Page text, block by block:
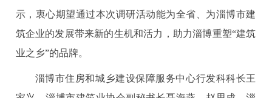
示，衷心期望通过本次调研活动能为全省、为淄博市建
筑企业的发展带来新的生机和活力，助力淄博重塑“建筑
业之乡”的品牌。
淄博市住房和城乡建设保障服务中心行发科科长王